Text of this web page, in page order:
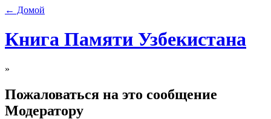
← Домой
Книга Памяти Узбекистана
»
Пожаловаться на это сообщение
Модератору